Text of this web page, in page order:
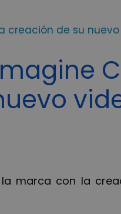
creación de su
marca con la